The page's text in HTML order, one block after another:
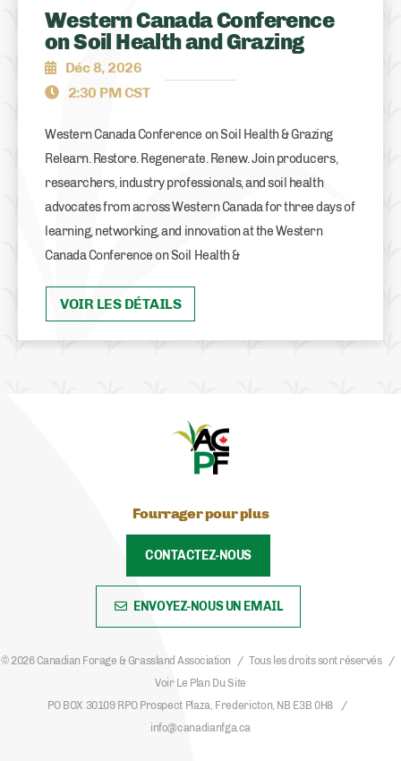
Western Canada Conference
on Soil Health and Grazing
Déc 8, 2026
2:30 PM CST
Western Canada Conference on Soil Health & Grazing
Relearn. Restore. Regenerate. Renew. Join producers,
researchers, industry professionals, and soil health
advocates from across Western Canada for three days of
learning, networking, and innovation at the Western
Canada Conference on Soil Health &
VOIR LES DÉTAILS
Fourrager pour plus
CONTACTEZ-NOUS
ENVOYEZ-NOUS UN EMAIL
© 2026 Canadian Forage & Grassland Association
Tous les droits sont réservés
Voir Le Plan Du Site
PO BOX 30109 RPO Prospect Plaza, Fredericton, NB E3B 0H8
info@canadianfga.ca